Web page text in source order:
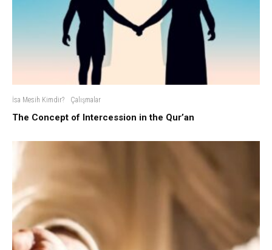
İsa Mesih Kimdir? Çalışmalar
The Concept of Intercession in the Qur’an